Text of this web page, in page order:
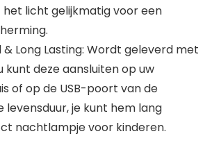
licht gelijkmatig voor een
& Long Lasting: Wordt geleverd met
kunt deze aansluiten op uw
of op de USB-poort van de
levensduur, je kunt hem lang
nachtlampje voor kinderen.